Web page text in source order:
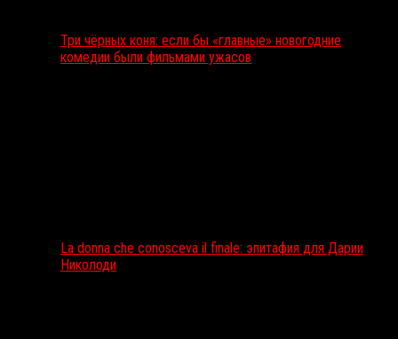
Три чёрных коня: если бы «главные» новогодние
комедии были фильмами ужасов
La donna che conosceva il finale: эпитафия для Дарии
Николоди